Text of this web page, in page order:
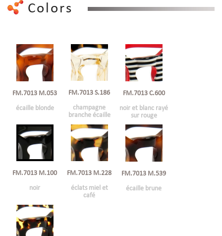
Colors
FM.7013 M.053
écaille blonde
FM.7013 S.186
champagne
branche écaille
FM.7013 C.600
noir et blanc rayé
sur rouge
FM.7013 M.100
noir
FM.7013 M.228
éclats miel et
café
FM.7013 M.539
écaille brune